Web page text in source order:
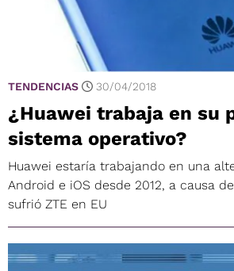
TENDENCIAS 30/04/2018
¿Huawei trabaja en su
sistema operativo?
Huawei estaría trabajando en una
Android e iOS desde 2012, a causa
sufrió ZTE en EU